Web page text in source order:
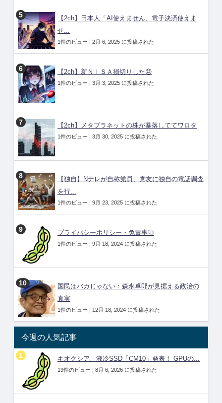
【2ch】日本人「AI使えません、電子決済使えま
せ...
1件のビュー | 2月 6, 2025 に投稿された
【2ch】新ＮＩＳＡ損切りした😡
1件のビュー | 3月 3, 2025 に投稿された
【2ch】メタプラネットの株が暴落しててワロタ
1件のビュー | 3月 30, 2025 に投稿された
【独自】Nテレが自称党員、党友に独自の電話調査
を行...
1件のビュー | 9月 23, 2025 に投稿された
プライバシーポリシー・免責事項
1件のビュー | 9月 18, 2024 に投稿された
国民はバカじゃない：森永卓郎が見据える政治の
真実
1件のビュー | 12月 18, 2024 に投稿された
今週の人気記事
キオクシア、液冷SSD「CM10」発表！ GPUの...
19件のビュー | 8月 6, 2026 に投稿された